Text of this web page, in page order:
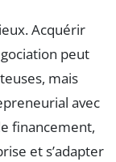
Acquérir
peut
mais
avec
financement,
et s’adapter